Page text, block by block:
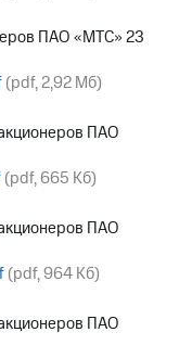
ПАО «МТС» 23
(pdf, 2,92 Мб)
ПАО
(pdf, 665 Кб)
ПАО
(pdf, 964 Кб)
ПАО